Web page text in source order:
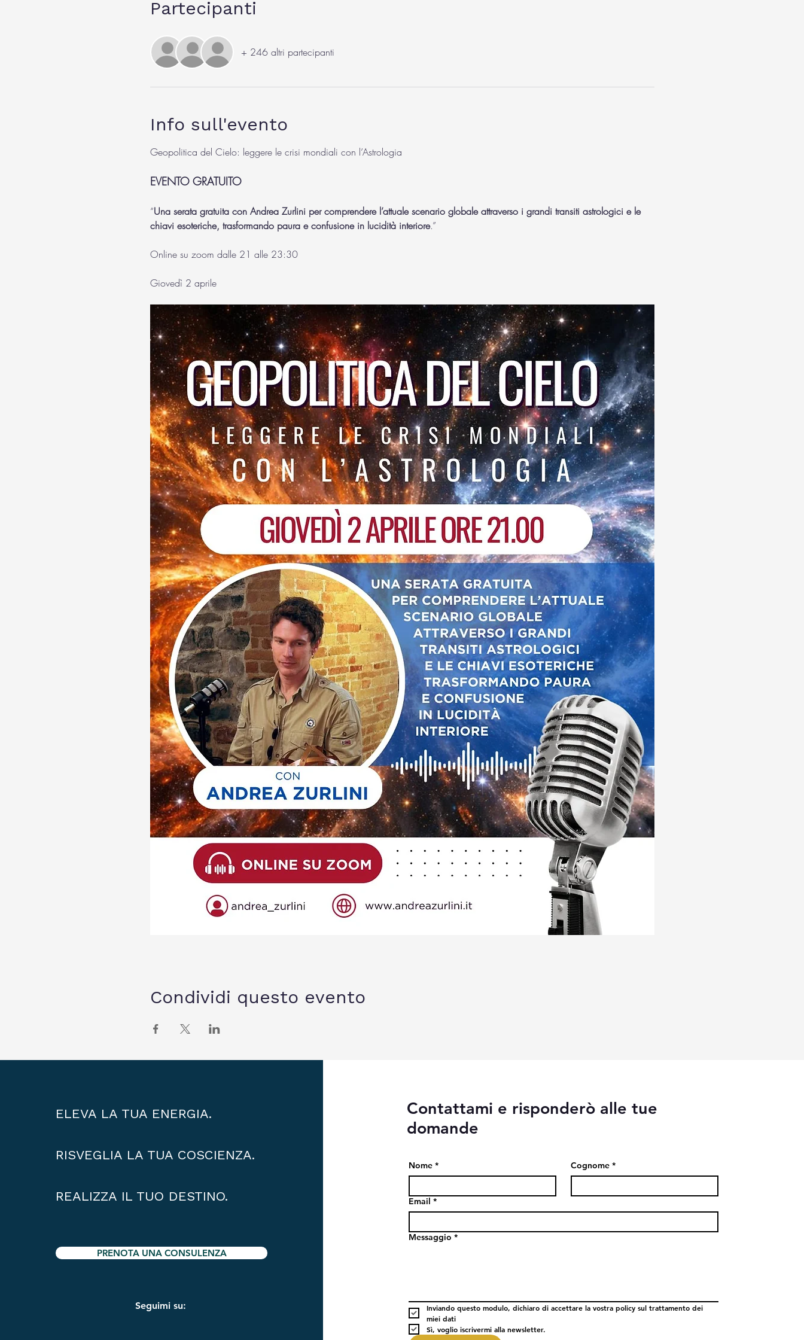
Partecipanti
+ 246 altri partecipanti
Info sull'evento
Geopolitica del Cielo: leggere le crisi mondiali con l’Astrologia
EVENTO GRATUITO
“Una serata gratuita con Andrea Zurlini per comprendere l’attuale scenario globale attraverso i grandi transiti astrologici e le
chiavi esoteriche, trasformando paura e confusione in lucidità interiore.”
Online su zoom dalle 21 alle 23:30
Giovedì 2 aprile
Condividi questo evento
ELEVA LA TUA ENERGIA.
RISVEGLIA LA TUA COSCIENZA.
REALIZZA IL TUO DESTINO.
PRENOTA UNA CONSULENZA
Seguimi su:
Contattami e risponderò alle tue
domande
Nome * Cognome *
Email *
Messaggio *
Inviando questo modulo, dichiaro di accettare la vostra policy sul trattamento dei
miei dati
Sì, voglio iscrivermi alla newsletter.